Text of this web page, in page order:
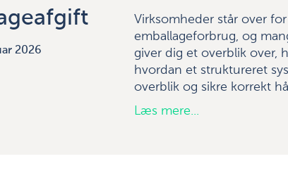
2026
Virksomheder står over
emballageforbrug, og
giver dig et overblik over,
hvordan et struktureret
overblik og sikre korrekt
Læs mere...